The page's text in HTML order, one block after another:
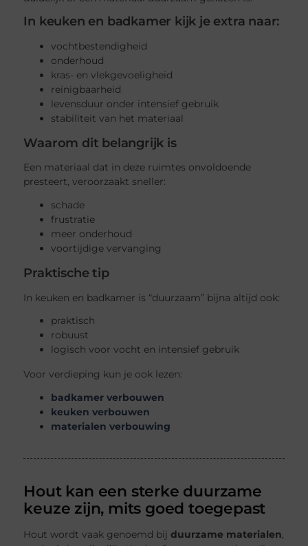
In keuken en badkamer kijk je extra naar:
vochtbestendigheid
onderhoud
kras- en vlekgevoeligheid
reinigbaarheid
levensduur onder intensief gebruik
stabiliteit van het materiaal
Waarom dit belangrijk is
Een materiaal dat in deze ruimtes onvoldoende
presteert, veroorzaakt sneller:
schade
frustratie
meer onderhoud
voortijdige vervanging
Praktische tip
In keuken en badkamer is “duurzaam” bijna altijd ook:
praktisch
robuust
logisch voor vocht en intensief gebruik
Voor verdieping kun je ook lezen:
badkamer verbouwen
keuken verbouwen
materialen verbouwing
Hout kan een sterke duurzame
keuze zijn, mits goed toegepast
Hout wordt vaak genoemd bijduurzame materialen,